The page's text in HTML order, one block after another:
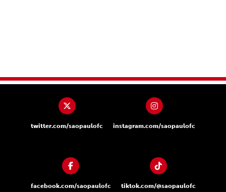
twitter.com/saopaulofc instagram.com/saopaulofc
facebook.com/saopaulofc tiktok.com/@saopaulofc